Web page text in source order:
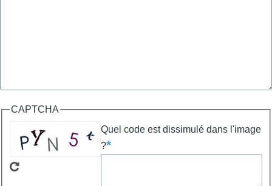
CAPTCHA
Quel code est dissimulé dans l'image
?